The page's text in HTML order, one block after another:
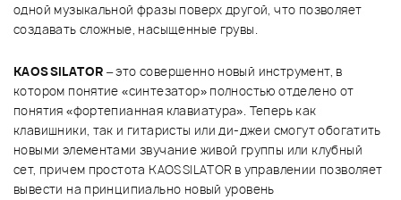
одной музыкальной фразы поверх другой, что позволяет
создавать сложные, насыщенные грувы.
KAOSSILATOR – это совершенно новый инструмент, в
котором понятие «синтезатор» полностью отделено от
понятия «фортепианная клавиатура». Теперь как
клавишники, так и гитаристы или ди-джеи смогут обогатить
новыми элементами звучание живой группы или клубный
сет, причем простота KAOSSILATOR в управлении позволяет
вывести на принципиально новый уровень